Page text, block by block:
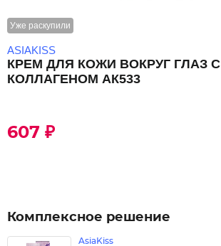
Уже раскупили
ASIAKISS
КРЕМ ДЛЯ КОЖИ ВОКРУГ ГЛАЗ С
КОЛЛАГЕНОМ АК533
607 ₽
Комплексное решение
AsiaKiss